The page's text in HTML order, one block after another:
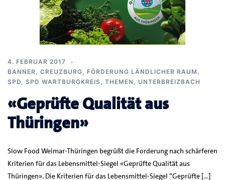
4. FEBRUAR 2017
BANNER, CREUZBURG, FÖRDERUNG LÄNDLICHER RAUM ,
SPD, SPD WARTBURGKREIS, THEMEN , UNTERBREIZBACH
«Geprüfte Qualität aus
Thüringen»
Slow Food Weimar-Thüringen begrüßt die Forderung nach schärferen
Kriterien für das Lebensmittel-Siegel «Geprüfte Qualität aus
Thüringen». Die Kriterien für das Lebensmittel-Siegel “Geprüfte […]